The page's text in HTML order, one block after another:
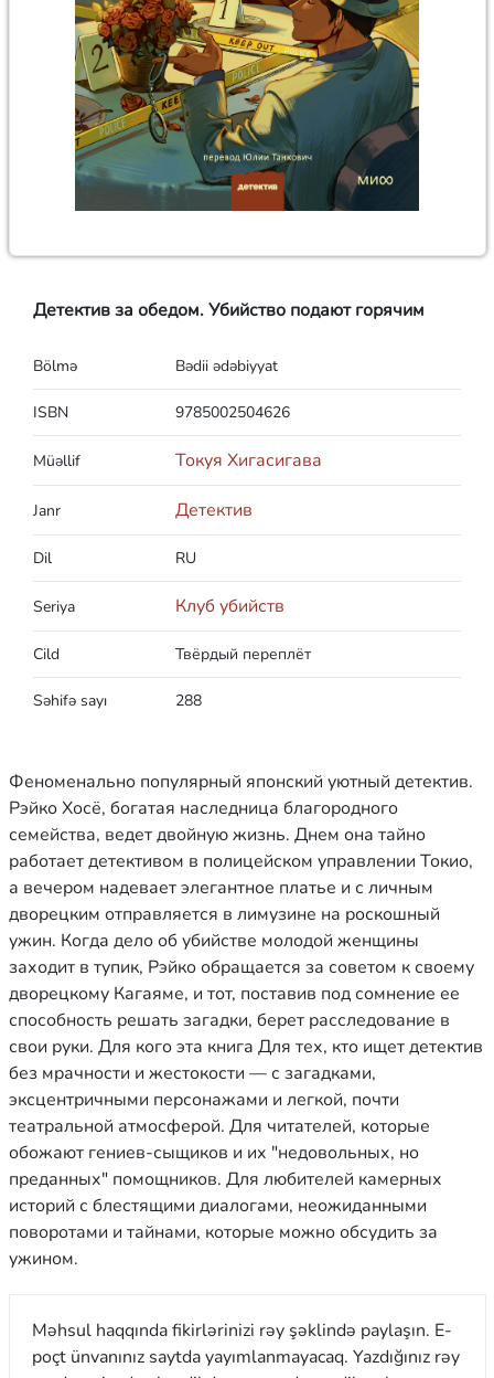
Детектив за обедом. Убийство подают горячим
Bölmə Bədii ədəbiyyat
ISBN 9785002504626
Müəllif Токуя Хигасигава
Janr Детектив
Dil RU
Seriya Клуб убийств
Cild Твёрдый переплёт
Səhifə sayı 288
Феноменально популярный японский уютный детектив.
Рэйко Хосё, богатая наследница благородного
семейства, ведет двойную жизнь. Днем она тайно
работает детективом в полицейском управлении Токио,
а вечером надевает элегантное платье и с личным
дворецким отправляется в лимузине на роскошный
ужин. Когда дело об убийстве молодой женщины
заходит в тупик, Рэйко обращается за советом к своему
дворецкому Кагаяме, и тот, поставив под сомнение ее
способность решать загадки, берет расследование в
свои руки. Для кого эта книга Для тех, кто ищет детектив
без мрачности и жестокости — с загадками,
эксцентричными персонажами и легкой, почти
театральной атмосферой. Для читателей, которые
обожают гениев-сыщиков и их "недовольных, но
преданных" помощников. Для любителей камерных
историй с блестящими диалогами, неожиданными
поворотами и тайнами, которые можно обсудить за
ужином.
Məhsul haqqında fikirlərinizi rəy şəklində paylaşın. E-
poçt ünvanınız saytda yayımlanmayacaq. Yazdığınız rəy